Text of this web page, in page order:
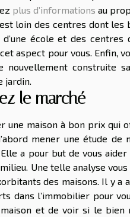
plus d’informations au
loin des centres dont les
d’une école et des
aspect pour vous. Enfin,
nouvellement construite
jardin.
le marché
une maison à bon prix qui
mener une étude
Elle a pour but de vous
Une telle analyse
des maisons. Il y a
dans l’immobilier pour
et de voir si le bien